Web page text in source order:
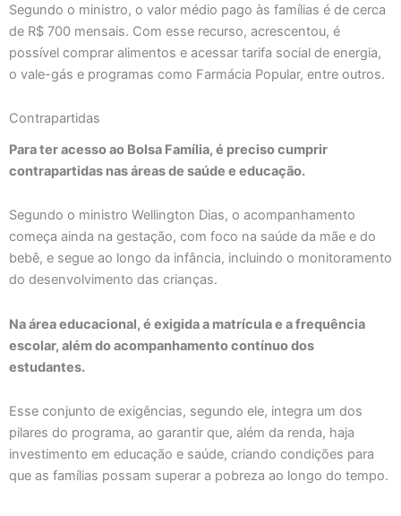
Segundo o ministro, o valor médio pago às famílias é de cerca
de R$ 700 mensais. Com esse recurso, acrescentou, é
possível comprar alimentos e acessar tarifa social de energia,
o vale-gás e programas como Farmácia Popular, entre outros.
Contrapartidas
Para ter acesso ao Bolsa Família, é preciso cumprir
contrapartidas nas áreas de saúde e educação.
Segundo o ministro Wellington Dias, o acompanhamento
começa ainda na gestação, com foco na saúde da mãe e do
bebê, e segue ao longo da infância, incluindo o monitoramento
do desenvolvimento das crianças.
Na área educacional, é exigida a matrícula e a frequência
escolar, além do acompanhamento contínuo dos
estudantes.
Esse conjunto de exigências, segundo ele, integra um dos
pilares do programa, ao garantir que, além da renda, haja
investimento em educação e saúde, criando condições para
que as famílias possam superar a pobreza ao longo do tempo.